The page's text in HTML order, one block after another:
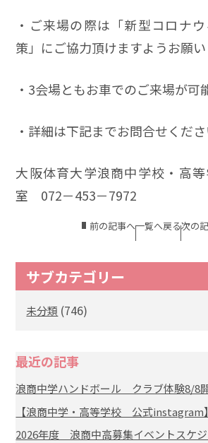
・ご来場の際は「新型コロナ
策」にご協力頂けますようお願い
・3会場ともお車でのご来場が可
・詳細は下記までお問合せくだ
大阪体育大学浪商中学校・高
室 072－453－7972
前の記事へ一覧へ戻る次の
サブカテゴリー
未分類 (746)
最近の記事
浪商中学ハンドボール クラブ体験8/8
【浪商中学・高等学校 公式instagram】
2026年度 浪商中高募集イベントスケ